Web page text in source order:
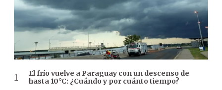
El frío vuelve a Paraguay con un descenso de
hasta 10°C: ¿Cuándo y por cuánto tiempo?